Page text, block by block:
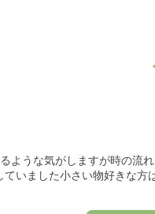
ような気がしますが時の流
ていました小さい物好きな